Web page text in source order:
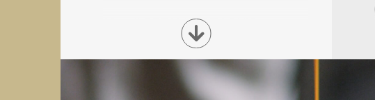
12 g di CREAM PISTACHIO